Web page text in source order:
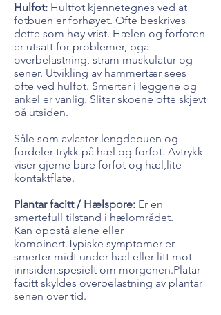
Hulfot: Hultfot kjennetegnes ved at
fotbuen er forhøyet. Ofte beskrives
dette som høy vrist. Hælen og forfoten
er utsatt for problemer, pga
overbelastning, stram muskulatur og
sener. Utvikling av hammertær sees
ofte ved hulfot. Smerter i leggene og
ankel er vanlig. Sliter skoene ofte skjevt
på utsiden.
Såle som avlaster lengdebuen og
fordeler trykk på hæl og forfot. Avtrykk
viser gjerne bare forfot og hæl,lite
kontaktflate.
Plantar facitt / Hælspore: Er en
smertefull tilstand i hælområdet.
Kan oppstå alene eller
kombinert.Typiske symptomer er
smerter midt under hæl eller litt mot
innsiden,spesielt om morgenen.Platar
facitt skyldes overbelastning av plantar
senen over tid.